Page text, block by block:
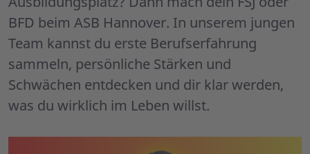
BFD beim ASB Hannover. In unserem jungen
Team kannst du erste Berufserfahrung
sammeln, persönliche Stärken und
Schwächen entdecken und dir klar werden,
was du wirklich im Leben willst.